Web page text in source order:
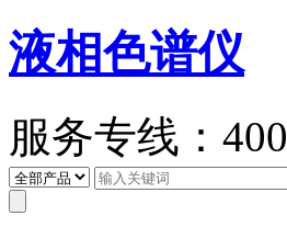
液相色谱仪
服务专线：